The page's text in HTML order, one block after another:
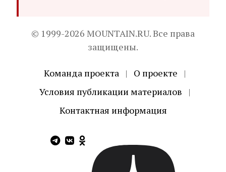
© 1999-2026 MOUNTAIN.RU. Все права
защищены.
Команда проекта | О проекте
|
Условия публикации материалов
|
Контактная информация